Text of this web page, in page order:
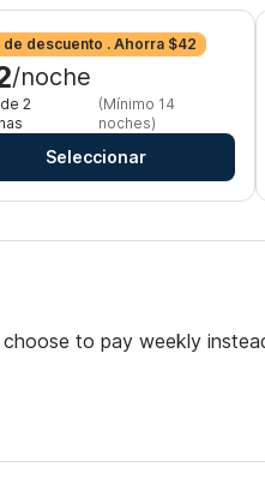
de descuento . Ahorra $42
/noche
2
(Mínimo 14
noches)
Seleccionar
choose to pay weekly